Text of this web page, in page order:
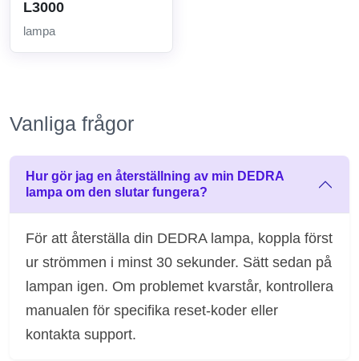
L3000
lampa
Vanliga frågor
Hur gör jag en återställning av min DEDRA
lampa om den slutar fungera?
För att återställa din DEDRA lampa, koppla först
ur strömmen i minst 30 sekunder. Sätt sedan på
lampan igen. Om problemet kvarstår, kontrollera
manualen för specifika reset-koder eller
kontakta support.